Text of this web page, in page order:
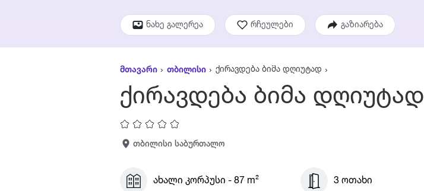
ნახე გალერეა რჩეულები გაზიარება
მთავარი თბილისი ქირავდება ბიმა დღიუტად
ქირავდება ბიმა დღიუტად
თბილისი საბურთალო
ახალი კორპუსი - 87 m² 3 ოთახი